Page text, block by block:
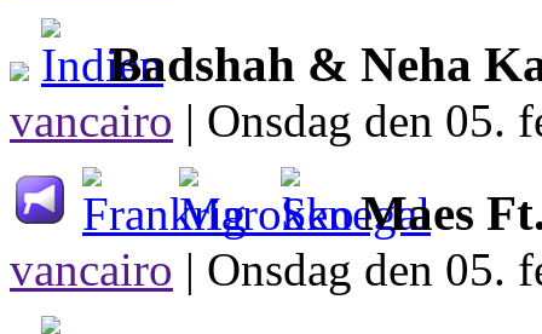
Badshah & Neha
vancairo | Onsdag den 05.
Maes
vancairo | Onsdag den 05.